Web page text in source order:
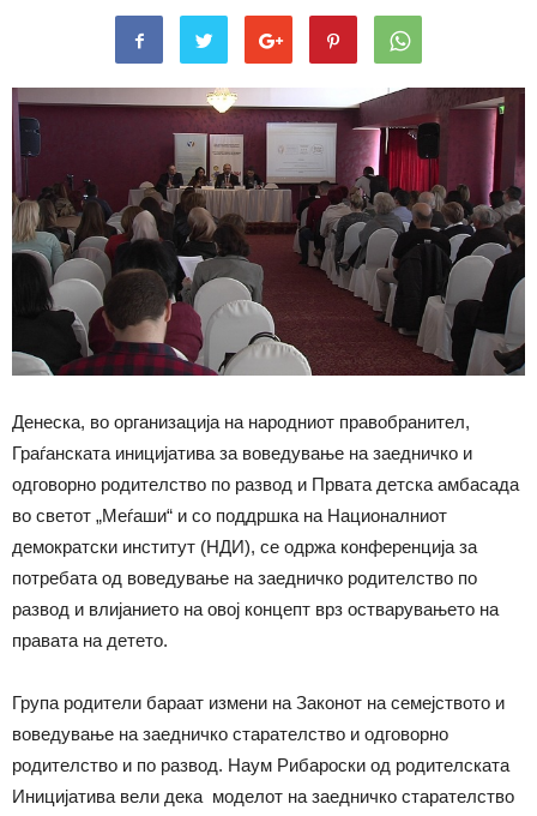
Денеска, во организација на народниот правобранител,
Граѓанската иницијатива за воведување на заедничко и
одговорно родителство по развод и Првата детска амбасада
во светот „Меѓаши“ и со поддршка на Националниот
демократски институт (НДИ), се одржа конференција за
потребата од воведување на заедничко родителство по
развод и влијанието на овој концепт врз остварувањето на
правата на детето.
Група родители бараат измени на Законот на семејството и
воведување на заедничко старателство и одговорно
родителство и по развод. Наум Рибароски од родителската
Иницијатива вели дека моделот на заедничко старателство